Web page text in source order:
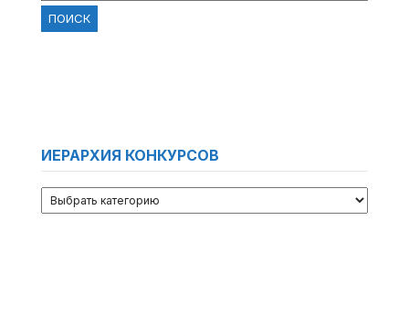
ИЕРАРХИЯ КОНКУРСОВ